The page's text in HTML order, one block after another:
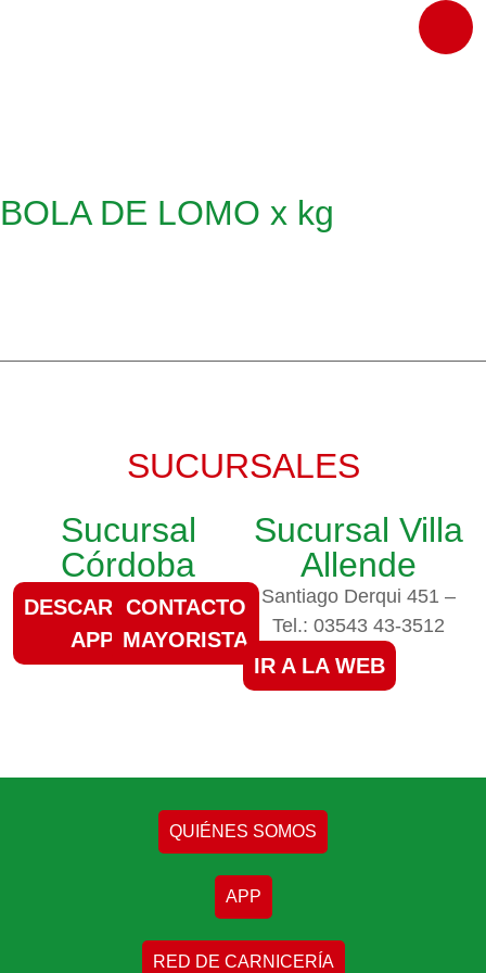
BOLA DE LOMO x kg
SUCURSALES
Sucursal
Córdoba
DESCARGAR
APP
CONTACTO
MAYORISTA
Sucursal Villa
Allende
Santiago Derqui 451 –
Tel.: 03543 43-3512
IR A LA WEB
QUIÉNES SOMOS
APP
RED DE CARNICERÍA